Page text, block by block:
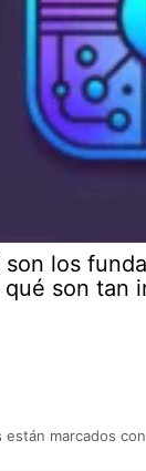
son los
son tan
están marcados con